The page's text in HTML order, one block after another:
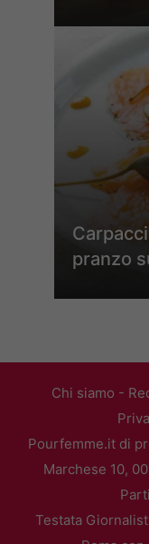
pranzo
Chi siamo -
Pourfemme.it di
Marchese 10,
Testata